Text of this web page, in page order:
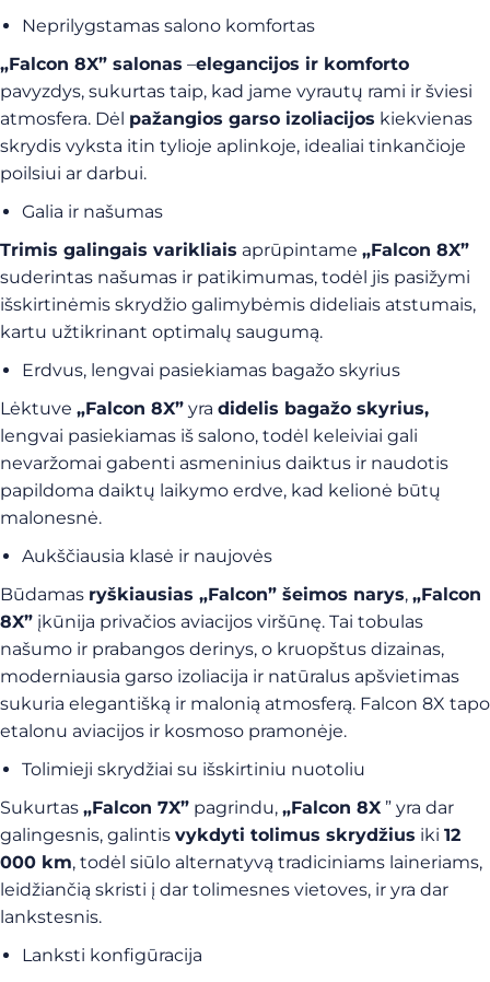
Neprilygstamas salono komfortas
„Falcon 8X” salonas –elegancijos ir komforto
pavyzdys, sukurtas taip, kad jame vyrautų rami ir šviesi
atmosfera. Dėl pažangios garso izoliacijos kiekvienas
skrydis vyksta itin tylioje aplinkoje, idealiai tinkančioje
poilsiui ar darbui.
Galia ir našumas
Trimis galingais varikliais aprūpintame „Falcon 8X”
suderintas našumas ir patikimumas, todėl jis pasižymi
išskirtinėmis skrydžio galimybėmis dideliais atstumais,
kartu užtikrinant optimalų saugumą.
Erdvus, lengvai pasiekiamas bagažo skyrius
Lėktuve „Falcon 8X” yra didelis bagažo skyrius,
lengvai pasiekiamas iš salono, todėl keleiviai gali
nevaržomai gabenti asmeninius daiktus ir naudotis
papildoma daiktų laikymo erdve, kad kelionė būtų
malonesnė.
Aukščiausia klasė ir naujovės
Būdamas ryškiausias „Falcon” šeimos narys, „Falcon
8X” įkūnija privačios aviacijos viršūnę. Tai tobulas
našumo ir prabangos derinys, o kruopštus dizainas,
moderniausia garso izoliacija ir natūralus apšvietimas
sukuria elegantišką ir malonią atmosferą. Falcon 8X tapo
etalonu aviacijos ir kosmoso pramonėje.
Tolimieji skrydžiai su išskirtiniu nuotoliu
Sukurtas „Falcon 7X” pagrindu, „Falcon 8X ” yra dar
galingesnis, galintis vykdyti tolimus skrydžius iki 12
000 km, todėl siūlo alternatyvą tradiciniams laineriams,
leidžiančią skristi į dar tolimesnes vietoves, ir yra dar
lankstesnis.
Lanksti konfigūracija